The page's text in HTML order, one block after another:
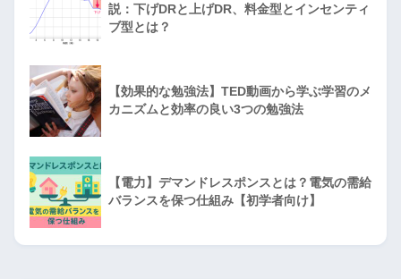
説：下げDRと上げDR、料金型とインセンティ
ブ型とは？
【効果的な勉強法】TED動画から学ぶ学習のメ
カニズムと効率の良い3つの勉強法
【電力】デマンドレスポンスとは？電気の需給
バランスを保つ仕組み【初学者向け】